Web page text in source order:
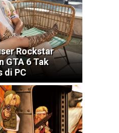
Rockstar
GTA 6 Tak
di PC